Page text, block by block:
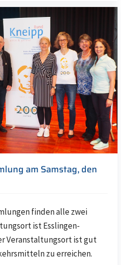
am Samstag, den
finden alle zwei
ist Esslingen-
Veranstaltungsort ist gut
zu erreichen.